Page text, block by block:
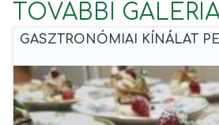
TOVÁBBI
GASZTRONÓMIAI KÍNÁLAT